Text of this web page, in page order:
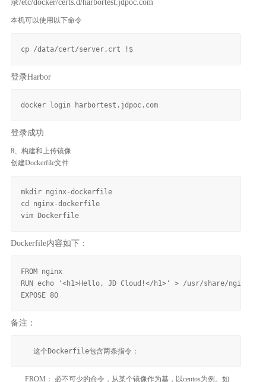
录/etc/docker/certs.d/harbortest.jdpoc.com
本机可以使用以下命令
登录Harbor
登录成功
8、构建和上传镜像
创建Dockerfile文件
mkdir nginx-dockerfile
cd nginx-dockerfile
Dockerfile内容如下：
FROM nginx
RUN echo '<h1>Hello, JD Cloud!</h1>' > /usr/share/nginx/
备注：
FROM： 必不可少的命令，从某个镜像作为基，以centos为例。如